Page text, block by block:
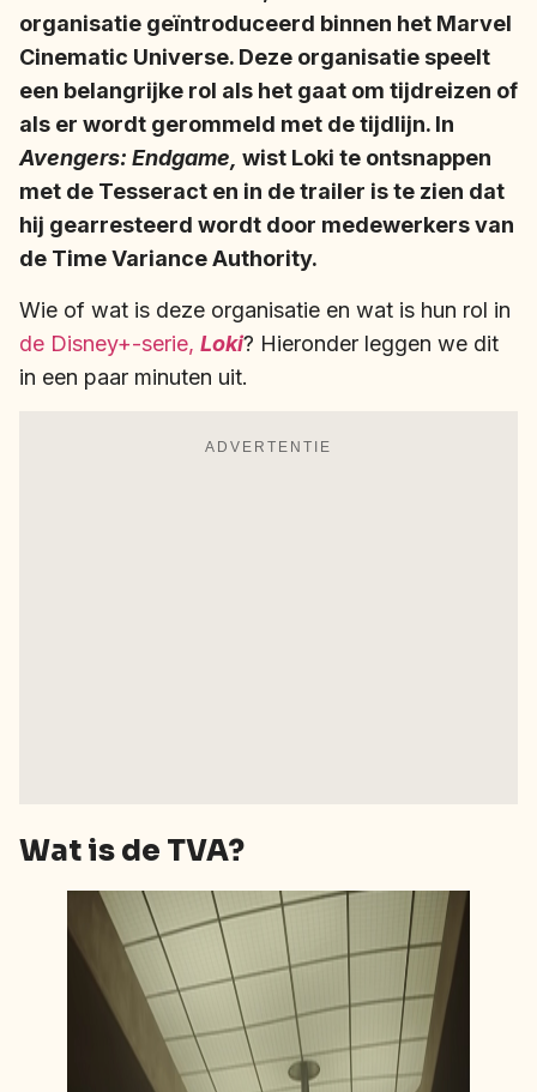
organisatie geïntroduceerd binnen het Marvel
Cinematic Universe. Deze organisatie speelt
een belangrijke rol als het gaat om tijdreizen of
als er wordt gerommeld met de tijdlijn. In
Avengers: Endgame, wist Loki te ontsnappen
met de Tesseract en in de trailer is te zien dat
hij gearresteerd wordt door medewerkers van
de Time Variance Authority.
Wie of wat is deze organisatie en wat is hun rol in
de Disney+-serie, Loki? Hieronder leggen we dit
in een paar minuten uit.
ADVERTENTIE
Wat is de TVA?